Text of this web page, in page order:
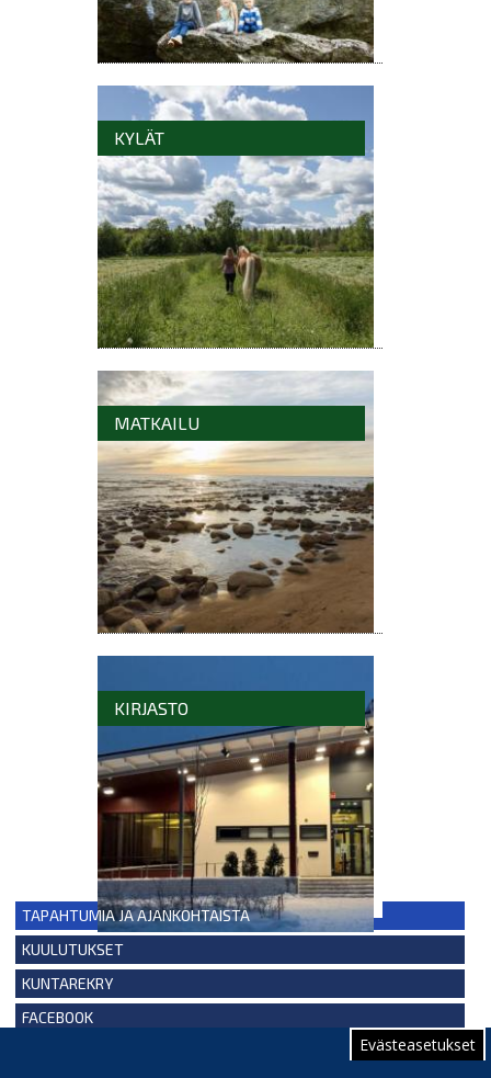
Evästeasetukset
KYLÄT
MATKAILU
KIRJASTO
TAPAHTUMIA JA AJANKOHTAISTA
KUULUTUKSET
KUNTAREKRY
FACEBOOK